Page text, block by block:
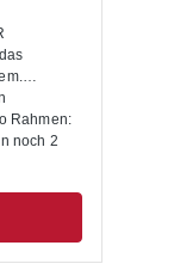
Rahmen:
noch 2
von